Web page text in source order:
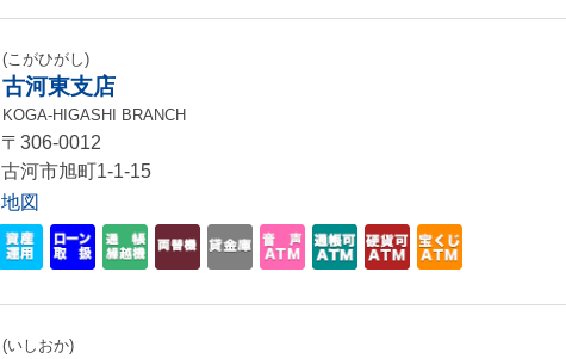
(こがひがし)
古河東支店
KOGA-HIGASHI BRANCH
〒306-0012
古河市旭町1-1-15
地図
(いしおか)